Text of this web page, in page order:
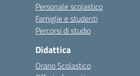
Personale scolastico
Famiglie e studenti
Percorsi di studio
Didattica
Orario Scolastico